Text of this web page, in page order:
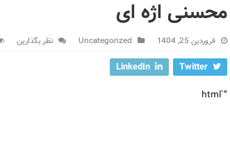
محسنی اژه ای
فروردین 25, 1404 Uncategorized نظر بگذارین
Twitter
LinkedIn
“`html